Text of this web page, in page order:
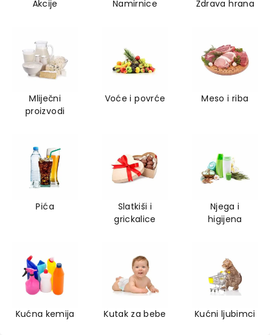
Akcije Namirnice Zdrava hrana
Mliječni
proizvodi
Voće i povrće Meso i riba
Pića
Slatkiši i
grickalice
Njega i
higijena
Kućna kemija Kutak za bebe Kućni ljubimci